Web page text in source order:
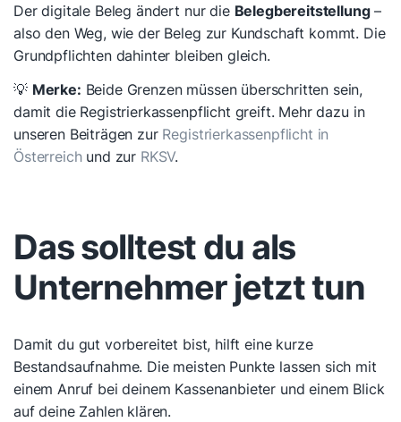
Der digitale Beleg ändert nur die Belegbereitstellung–
also den Weg, wie der Beleg zur Kundschaft kommt. Die
Grundpflichten dahinter bleiben gleich.
💡 Merke: Beide Grenzen müssen überschritten sein,
damit die Registrierkassenpflicht greift. Mehr dazu in
unseren Beiträgen zur Registrierkassenpflicht in
Österreichund zur RKSV.
Das solltest du als
Unternehmer jetzt tun
Damit du gut vorbereitet bist, hilft eine kurze
Bestandsaufnahme. Die meisten Punkte lassen sich mit
einem Anruf bei deinem Kassenanbieter und einem Blick
auf deine Zahlen klären.